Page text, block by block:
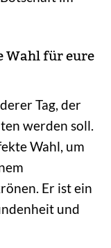
Wahl für eure
Tag, der
werden soll.
Wahl, um
Er ist ein
und